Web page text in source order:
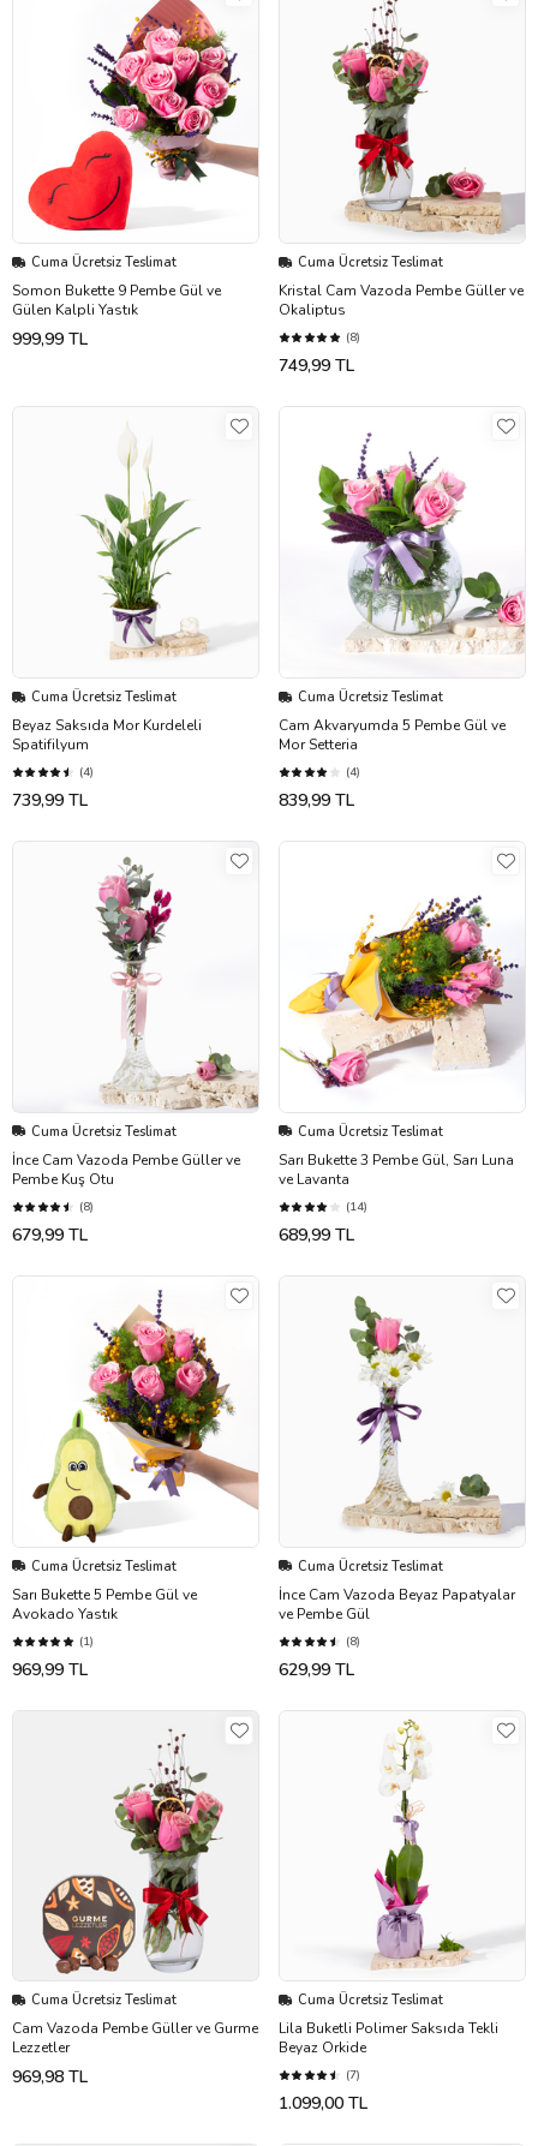
Cuma Ücretsiz Teslimat
Somon Bukette 9 Pembe Gül ve
Gülen Kalpli Yastık
999,99 TL
Cuma Ücretsiz Teslimat
Kristal Cam Vazoda Pembe Güller ve
Okaliptus
(8)
749,99 TL
Cuma Ücretsiz Teslimat
Beyaz Saksıda Mor Kurdeleli
Spatifilyum
(4)
739,99 TL
Cuma Ücretsiz Teslimat
Cam Akvaryumda 5 Pembe Gül ve
Mor Setteria
(4)
839,99 TL
Cuma Ücretsiz Teslimat
İnce Cam Vazoda Pembe Güller ve
Pembe Kuş Otu
(8)
679,99 TL
Cuma Ücretsiz Teslimat
Sarı Bukette 3 Pembe Gül, Sarı Luna
ve Lavanta
(14)
689,99 TL
Cuma Ücretsiz Teslimat
Sarı Bukette 5 Pembe Gül ve
Avokado Yastık
(1)
969,99 TL
Cuma Ücretsiz Teslimat
İnce Cam Vazoda Beyaz Papatyalar
ve Pembe Gül
(8)
629,99 TL
Cuma Ücretsiz Teslimat
Cam Vazoda Pembe Güller ve Gurme
Lezzetler
969,98 TL
Cuma Ücretsiz Teslimat
Lila Buketli Polimer Saksıda Tekli
Beyaz Orkide
(7)
1.099,00 TL